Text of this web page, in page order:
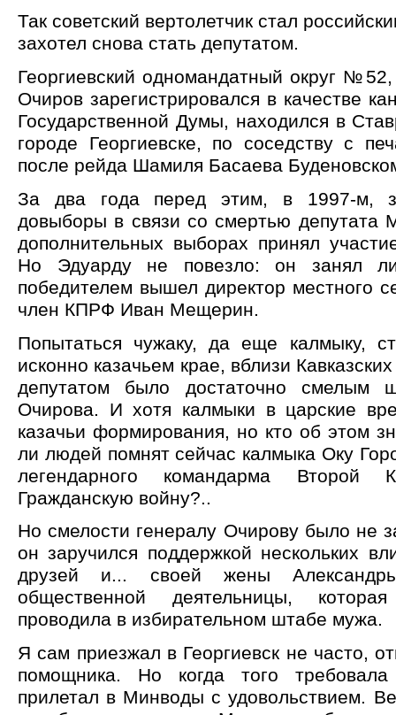
Так советский вертолетчик стал
захотел снова стать депутатом.
Георгиевский одномандатный округ
Очиров зарегистрировался в качестве
Государственной Думы, находился в
городе Георгиевске, по соседству с
после рейда Шамиля Басаева
За два года перед этим, в 1997-м,
довыборы в связи со смертью депутата
дополнительных выборах принял
Но Эдуарду не повезло: он занял
победителем вышел директор местного
член КПРФ Иван Мещерин.
Попытаться чужаку, да еще калмыку,
исконно казачьем крае, вблизи
депутатом было достаточно смелым
Очирова. И хотя калмыки в царские
казачьи формирования, но кто об этом
ли людей помнят сейчас калмыка Оку
легендарного командарма
Гражданскую войну?..
Но смелости генералу Очирову было не
он заручился поддержкой нескольких
друзей и... своей жены
общественной деятельницы,
проводила в избирательном штабе мужа.
Я сам приезжал в Георгиевск не часто,
помощника. Но когда того
прилетал в Минводы с удовольствием.